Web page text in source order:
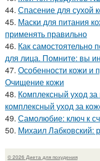
44. Спасение для сухой
45. Маски для питания
применять правильно
46. Как самостоятельно
для лица. Помните: вы
47. Особенности кожи и
Очищение кожи
48. Комплексный уход
комплексный уход за
49. Самолюбие: ключ к
50. Михаил Лабковский:
© 2026 Диета для похудения